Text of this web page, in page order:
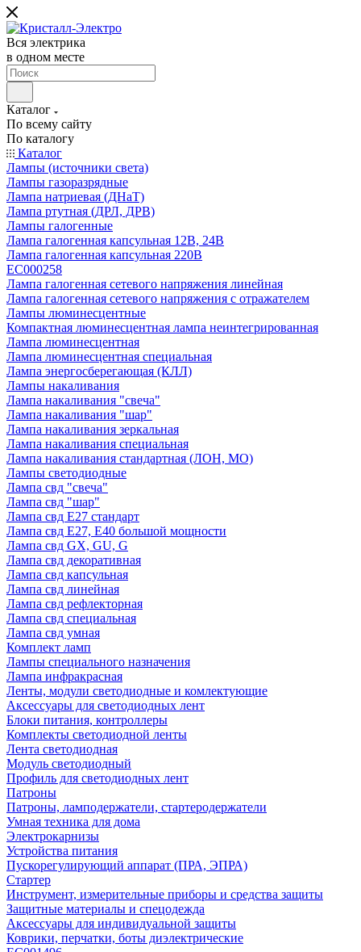
Вся электрика
в одном месте
Каталог
По всему сайту
По каталогу
Каталог
Лампы (источники света)
Лампы газоразрядные
Лампа натриевая (ДНаТ)
Лампа ртутная (ДРЛ, ДРВ)
Лампы галогенные
Лампа галогенная капсульная 12В, 24В
Лампа галогенная капсульная 220В
EC000258
Лампа галогенная сетевого напряжения линейная
Лампа галогенная сетевого напряжения с отражателем
Лампы люминесцентные
Компактная люминесцентная лампа неинтегрированная
Лампа люминесцентная
Лампа люминесцентная специальная
Лампа энергосберегающая (КЛЛ)
Лампы накаливания
Лампа накаливания "свеча"
Лампа накаливания "шар"
Лампа накаливания зеркальная
Лампа накаливания специальная
Лампа накаливания стандартная (ЛОН, МО)
Лампы светодиодные
Лампа свд "свеча"
Лампа свд "шар"
Лампа свд E27 стандарт
Лампа свд E27, Е40 большой мощности
Лампа свд GX, GU, G
Лампа свд декоративная
Лампа свд капсульная
Лампа свд линейная
Лампа свд рефлекторная
Лампа свд специальная
Лампа свд умная
Комплект ламп
Лампы специального назначения
Лампа инфракрасная
Ленты, модули светодиодные и комлектующие
Аксессуары для светодиодных лент
Блоки питания, контроллеры
Комплекты светодиодной ленты
Лента светодиодная
Модуль светодиодный
Профиль для светодиодных лент
Патроны
Патроны, ламподержатели, стартеродержатели
Умная техника для дома
Электрокарнизы
Устройства питания
Пускорегулирующий аппарат (ПРА, ЭПРА)
Стартер
Инструмент, измерительные приборы и средства защиты
Защитные материалы и спецодежда
Аксессуары для индивидуальной защиты
Коврики, перчатки, боты диэлектрические